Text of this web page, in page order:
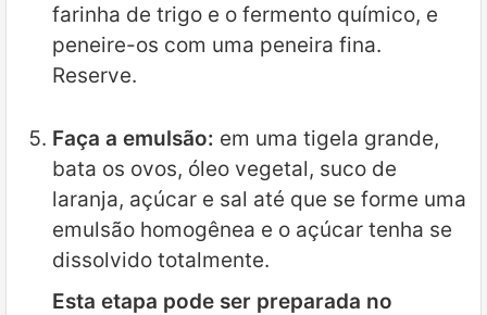
farinha de trigo e o fermento químico, e
peneire-os com uma peneira fina.
Reserve.
Faça a emulsão: em uma tigela grande,
bata os ovos, óleo vegetal, suco de
laranja, açúcar e sal até que se forme uma
emulsão homogênea e o açúcar tenha se
dissolvido totalmente.
Esta etapa pode ser preparada no